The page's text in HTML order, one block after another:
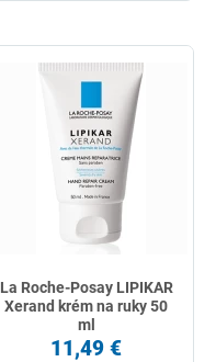
La Roche-Posay LIPIKAR
Xerand krém na ruky 50
ml
11,49 €